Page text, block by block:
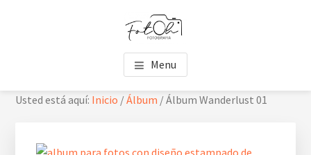
Menu
Usted está aquí: Inicio /Álbum /Álbum Wanderlust 01